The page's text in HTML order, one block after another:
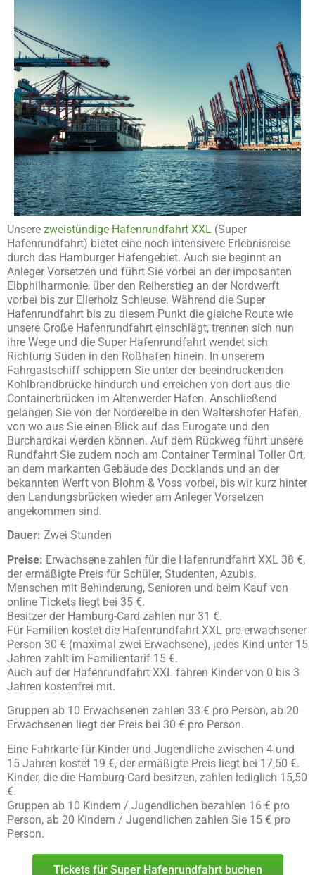
Unsere zweistündige Hafenrundfahrt XXL (Super
Hafenrundfahrt) bietet eine noch intensivere Erlebnisreise
durch das Hamburger Hafengebiet. Auch sie beginnt an
Anleger Vorsetzen und führt Sie vorbei an der imposanten
Elbphilharmonie, über den Reiherstieg an der Nordwerft
vorbei bis zur Ellerholz Schleuse. Während die Super
Hafenrundfahrt bis zu diesem Punkt die gleiche Route wie
unsere Große Hafenrundfahrt einschlägt, trennen sich nun
ihre Wege und die Super Hafenrundfahrt wendet sich
Richtung Süden in den Roßhafen hinein. In unserem
Fahrgastschiff schippern Sie unter der beeindruckenden
Kohlbrandbrücke hindurch und erreichen von dort aus die
Containerbrücken im Altenwerder Hafen. Anschließend
gelangen Sie von der Norderelbe in den Waltershofer Hafen,
von wo aus Sie einen Blick auf das Eurogate und den
Burchardkai werden können. Auf dem Rückweg führt unsere
Rundfahrt Sie zudem noch am Container Terminal Toller Ort,
an dem markanten Gebäude des Docklands und an der
bekannten Werft von Blohm & Voss vorbei, bis wir kurz hinter
den Landungsbrücken wieder am Anleger Vorsetzen
angekommen sind.
Dauer: Zwei Stunden
Preise: Erwachsene zahlen für die Hafenrundfahrt XXL 38 €,
der ermäßigte Preis für Schüler, Studenten, Azubis,
Menschen mit Behinderung, Senioren und beim Kauf von
online Tickets liegt bei 35 €.
Besitzer der Hamburg-Card zahlen nur 31 €.
Für Familien kostet die Hafenrundfahrt XXL pro erwachsener
Person 30 € (maximal zwei Erwachsene), jedes Kind unter 15
Jahren zahlt im Familientarif 15 €.
Auch auf der Hafenrundfahrt XXL fahren Kinder von 0 bis 3
Jahren kostenfrei mit.
Gruppen ab 10 Erwachsenen zahlen 33 € pro Person, ab 20
Erwachsenen liegt der Preis bei 30 € pro Person.
Eine Fahrkarte für Kinder und Jugendliche zwischen 4 und
15 Jahren kostet 19 €, der ermäßigte Preis liegt bei 17,50 €.
Kinder, die die Hamburg-Card besitzen, zahlen lediglich 15,50
€.
Gruppen ab 10 Kindern / Jugendlichen bezahlen 16 € pro
Person, ab 20 Kindern / Jugendlichen zahlen Sie 15 € pro
Person.
Tickets für Super Hafenrundfahrt buchen